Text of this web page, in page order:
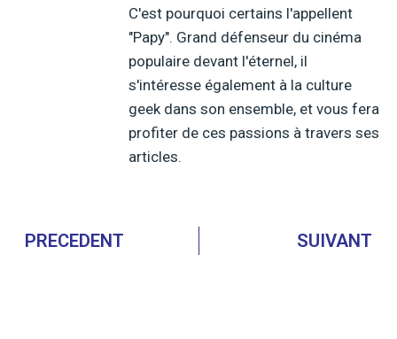
C'est pourquoi certains l'appellent
"Papy". Grand défenseur du cinéma
populaire devant l'éternel, il
s'intéresse également à la culture
geek dans son ensemble, et vous fera
profiter de ces passions à travers ses
articles.
PRECEDENT SUIVANT